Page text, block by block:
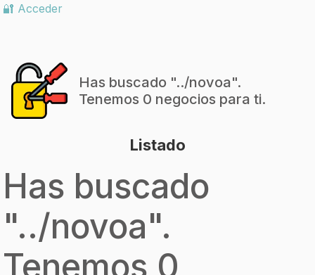
🔐 Acceder
Has buscado "../novoa".
Tenemos 0 negocios para ti.
Listado
Has buscado
"../novoa".
Tenemos 0